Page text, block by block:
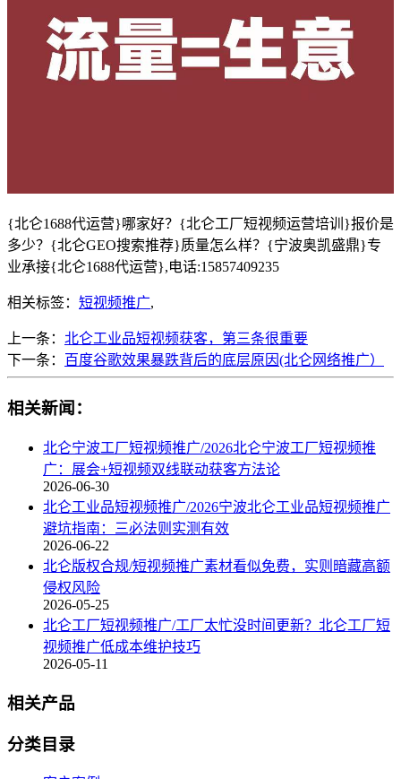
{北仑1688代运营}哪家好？{北仑工厂短视频运营培训}报价是
多少？{北仑GEO搜索推荐}质量怎么样？{宁波奥凯盛鼎}专
业承接{北仑1688代运营},电话:15857409235
相关标签： 短视频推广,
上一条： 北仑工业品短视频获客，第三条很重要
下一条： 百度谷歌效果暴跌背后的底层原因(北仑网络推广）
相关新闻：
北仑宁波工厂短视频推广/2026北仑宁波工厂短视频推
广：展会+短视频双线联动获客方法论
2026-06-30
北仑工业品短视频推广/2026宁波北仑工业品短视频推广
避坑指南：三必法则实测有效
2026-06-22
北仑版权合规/短视频推广素材看似免费，实则暗藏高额
侵权风险
2026-05-25
北仑工厂短视频推广/工厂太忙没时间更新？北仑工厂短
视频推广低成本维护技巧
2026-05-11
相关产品
分类目录